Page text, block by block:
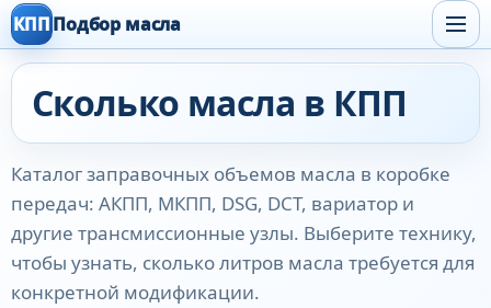
КПППодбор масла
Сколько масла в КПП
Каталог заправочных объемов масла в коробке
передач: АКПП, МКПП, DSG, DCT, вариатор и
другие трансмиссионные узлы. Выберите технику,
чтобы узнать, сколько литров масла требуется для
конкретной модификации.